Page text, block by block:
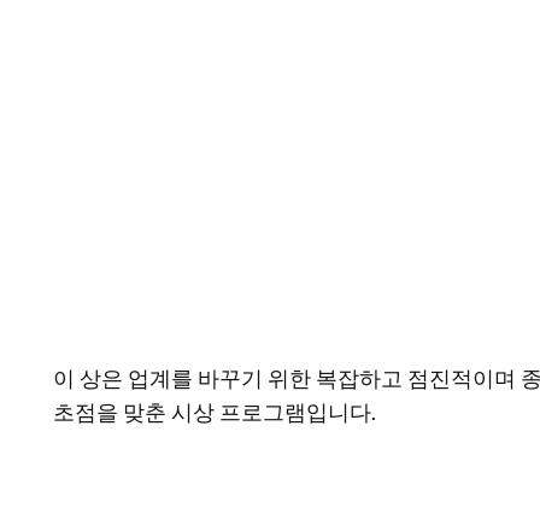
이 상은 업계를 바꾸기 위한 복잡하고 점진적이며
초점을 맞춘 시상 프로그램입니다.